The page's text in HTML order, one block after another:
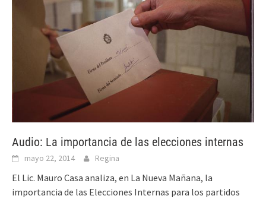
Audio: La importancia de las elecciones internas
mayo 22, 2014 Regina
El Lic. Mauro Casa analiza, en La Nueva Mañana, la
importancia de las Elecciones Internas para los partidos